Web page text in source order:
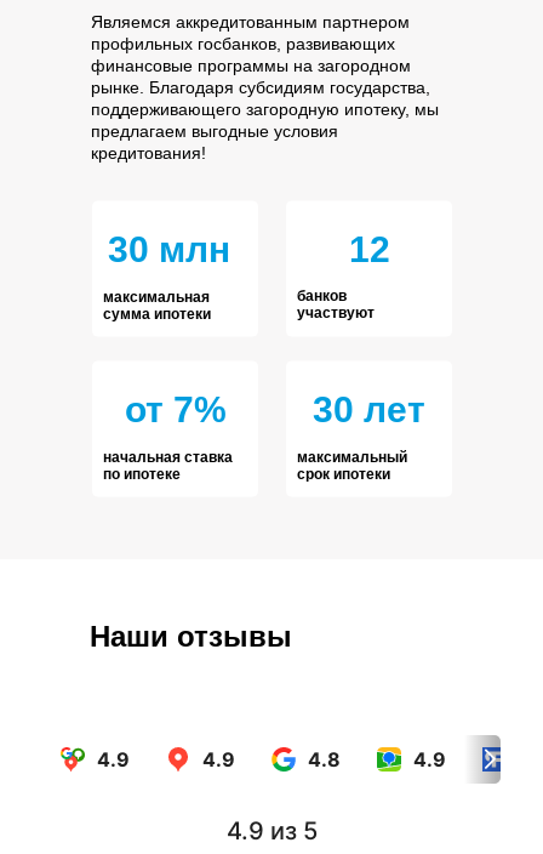
30 лет
максимальный
срок ипотеки
от 7%
начальная ставка
по ипотеке
12
банков
участвуют
30 млн
максимальная
сумма ипотеки
Являемся аккредитованным партнером
профильных госбанков, развивающих
финансовые программы на загородном
рынке. Благодаря субсидиям государства,
поддерживающего загородную ипотеку, мы
предлагаем выгодные условия
кредитования!
Наши отзывы
4.9 4.9 4.8 4.9
4.9 из 5